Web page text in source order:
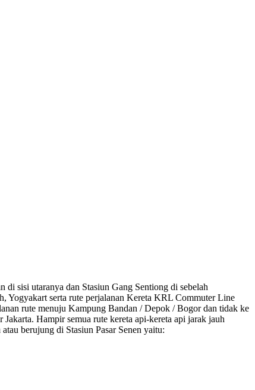
di sisi utaranya dan Stasiun Gang Sentiong di sebelah
Yogyakart serta rute perjalanan Kereta KRL Commuter Line
rute menuju Kampung Bandan / Depok / Bogor dan tidak ke
Hampir semua rute kereta api-kereta api jarak jauh
berujung di Stasiun Pasar Senen yaitu: